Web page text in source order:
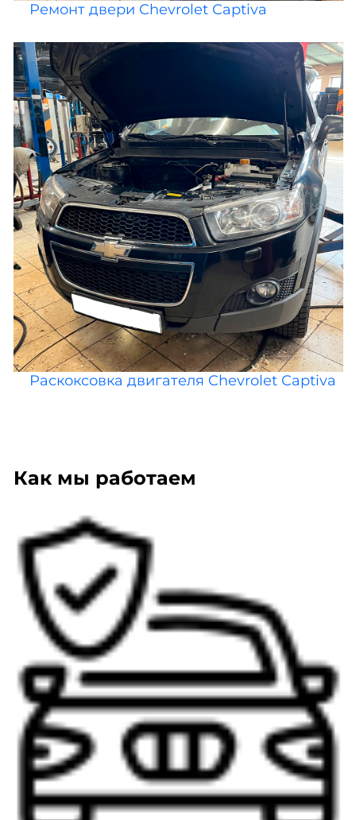
Ремонт двери Chevrolet Captiva
Раскоксовка двигателя Chevrolet Captiva
Как мы работаем